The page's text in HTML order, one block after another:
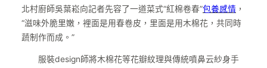
北村廚師吳葉崧向記者先容了一道菜式“紅棉卷春”包養感情 ，
“滋味外脆里嫩，裡面是用春卷皮，里面是用木棉花，共同時
蔬制作而成。”
服裝design師將木棉花等花瓣紋理與傳統噴鼻云紗身手